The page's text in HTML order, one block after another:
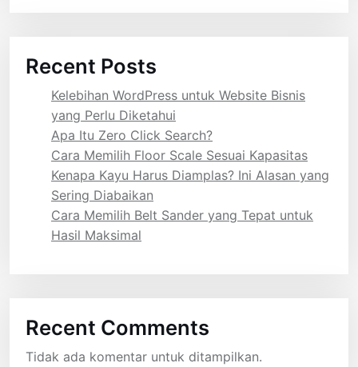
Recent Posts
Kelebihan WordPress untuk Website Bisnis
yang Perlu Diketahui
Apa Itu Zero Click Search?
Cara Memilih Floor Scale Sesuai Kapasitas
Kenapa Kayu Harus Diamplas? Ini Alasan yang
Sering Diabaikan
Cara Memilih Belt Sander yang Tepat untuk
Hasil Maksimal
Recent Comments
Tidak ada komentar untuk ditampilkan.